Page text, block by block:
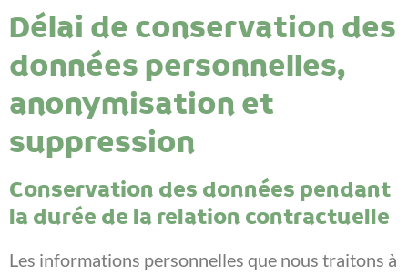
Délai de conservation des
données personnelles,
anonymisation et
suppression
Conservation des données pendant
la durée de la relation contractuelle
Les informations personnelles que nous traitons à